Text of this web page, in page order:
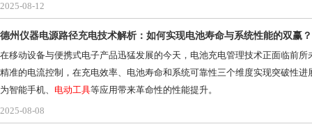
2025-08-12
德州仪器电源路径充电技术解析：如何实现电池寿命与系统性能的双赢？
在移动设备与便携式电子产品迅猛发展的今天，电池充电管理技术正面临前
精准的电流控制，在充电效率、电池寿命和系统可靠性三个维度实现突破性
为智能手机、 电动工具等应用带来革命性的性能提升。
2025-08-08